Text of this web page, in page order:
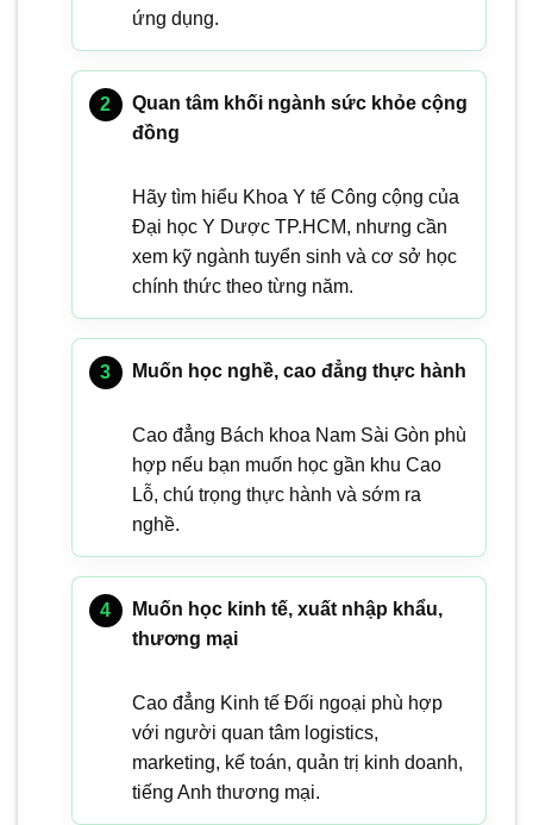
ứng dụng.
Quan tâm khối ngành sức khỏe cộng
đồng
Hãy tìm hiểu Khoa Y tế Công cộng của
Đại học Y Dược TP.HCM, nhưng cần
xem kỹ ngành tuyển sinh và cơ sở học
chính thức theo từng năm.
Muốn học nghề, cao đẳng thực hành
Cao đẳng Bách khoa Nam Sài Gòn phù
hợp nếu bạn muốn học gần khu Cao
Lỗ, chú trọng thực hành và sớm ra
nghề.
Muốn học kinh tế, xuất nhập khẩu,
thương mại
Cao đẳng Kinh tế Đối ngoại phù hợp
với người quan tâm logistics,
marketing, kế toán, quản trị kinh doanh,
tiếng Anh thương mại.